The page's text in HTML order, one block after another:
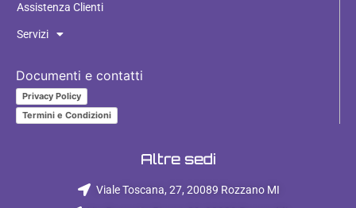
Assistenza Clienti
Servizi
Documenti e contatti
Privacy Policy
Termini e Condizioni
Altre sedi
Viale Toscana, 27, 20089 Rozzano MI